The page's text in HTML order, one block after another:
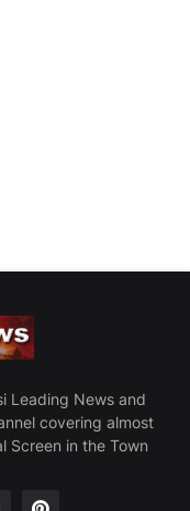
Leading News and
covering almost
Screen in the Town